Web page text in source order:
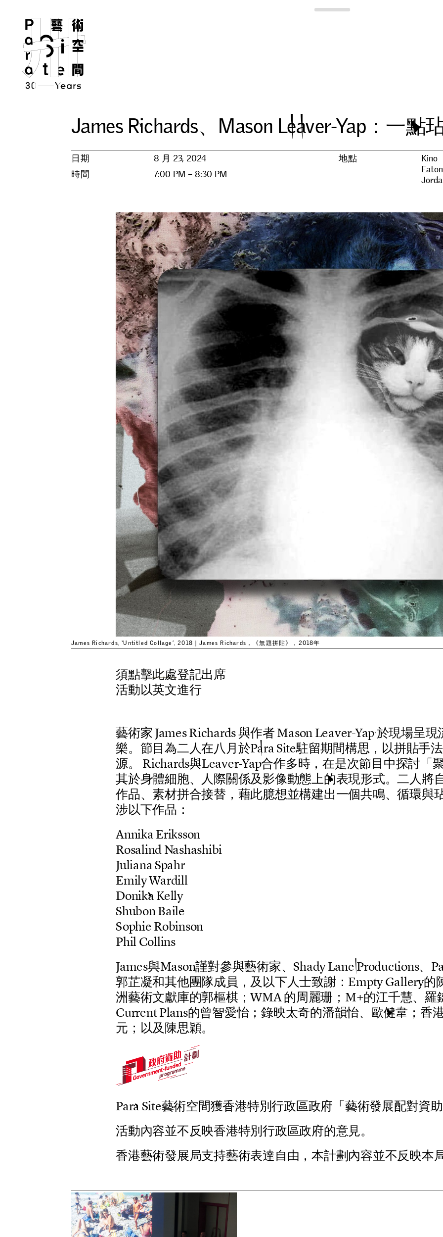
James Richards、 Mason Leaver-Yap： 一點
日期
8 月 23, 2024
時間
7:00 PM – 8:30 PM
地點
Kino
James Richards, ‘Untitled Collage’, 2018｜James Richards，《無題拼貼》，2018年
須點擊此處登記出席
活動以英文進行
藝術家 JamesRichards與作者MasonLeaver-Yap於現場呈現
樂。 節目為二人在八 月於ParaSite駐留期間構思 ， 以拼貼手法
源。 Richards與Leaver-Yap合作多時，在是次節目中探討 「
其於身體細胞、 人際關係及影像動態上的表現形式。二人將
作品、 素材拼合接替 ， 藉此臆想並構建出一個共鳴、循環與
涉以下作品 ：
AnnikaEriksson
RosalindNashashibi
JulianaSpahr
EmilyWardill
DonikaKelly
ShubonBaile
SophieRobinson
PhilCollins
James與Mason謹對參與藝術家、 ShadyLaneProductions、 P
郭芷凝和其他團隊成員 ， 及以下人士致謝 ： EmptyGallery的
洲藝術文獻庫的郭樞棋 ；WMA的周麗珊 ； M+的江千慧、羅
CurrentPlans的曾智愛怡 ；錄映太奇的潘韻怡、 歐健韋 ； 香
元 ； 以及陳思穎。
Para Site藝術空間獲香港特別行政區政府 「藝術發展配對資助
活動內容並不反映香港特別行政區政府的意見。
香港藝術發展局支持藝術表達自由 ，本計劃內容並不反映本